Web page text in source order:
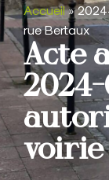
Accueil»
rue Bertaux
Acte